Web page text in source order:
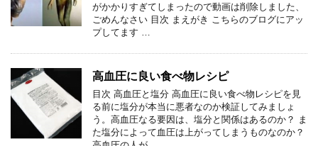
がかかりすぎてしまったので動画は削除しました、
ごめんなさい 目次 まえがき こちらのブログにアッ
プしてます …
高血圧に良い食べ物レシピ
目次 高血圧と塩分 高血圧に良い食べ物レシピを見
る前に塩分が本当に悪者なのか検証してみましょ
う。高血圧なる要因は、塩分と関係はあるのか？ ま
た塩分によって血圧は上がってしまうものなのか？